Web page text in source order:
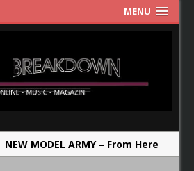
MENU
NEW MODEL ARMY – From Here